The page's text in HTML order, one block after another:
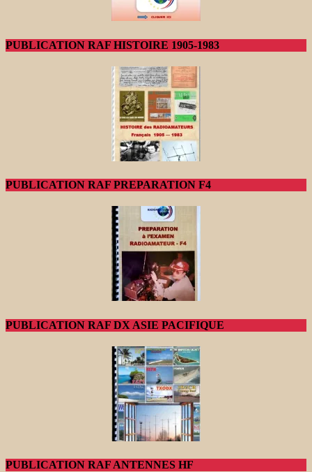
PUBLICATION RAF HISTOIRE 1905-1983
PUBLICATION RAF PREPARATION F4
PUBLICATION RAF DX ASIE PACIFIQUE
PUBLICATION RAF ANTENNES HF